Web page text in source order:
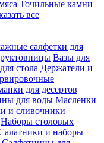
Точильные камни
все
салфетки для
Вазы для
стола Держатели и
для десертов
для воды Масленки
и сливочники
Наборы столовых
и наборы